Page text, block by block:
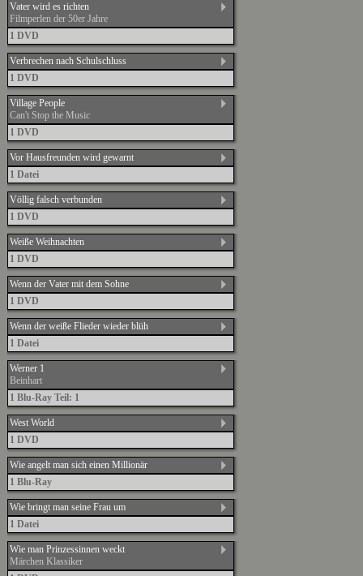
Vater wird es richten
Filmperlen der 50er Jahre
1 DVD
Verbrechen nach Schulschluss
1 DVD
Village People
Can't Stop the Music
1 DVD
Vor Hausfreunden wird gewarnt
1 Datei
Völlig falsch verbunden
1 DVD
Weiße Weihnachten
1 DVD
Wenn der Vater mit dem Sohne
1 DVD
Wenn der weiße Flieder wieder blüh
1 Datei
Werner 1
Beinhart
1 Blu-Ray Teil: 1
West World
1 DVD
Wie angelt man sich einen Millionär
1 Blu-Ray
Wie bringt man seine Frau um
1 Datei
Wie man Prinzessinnen weckt
Märchen Klassiker